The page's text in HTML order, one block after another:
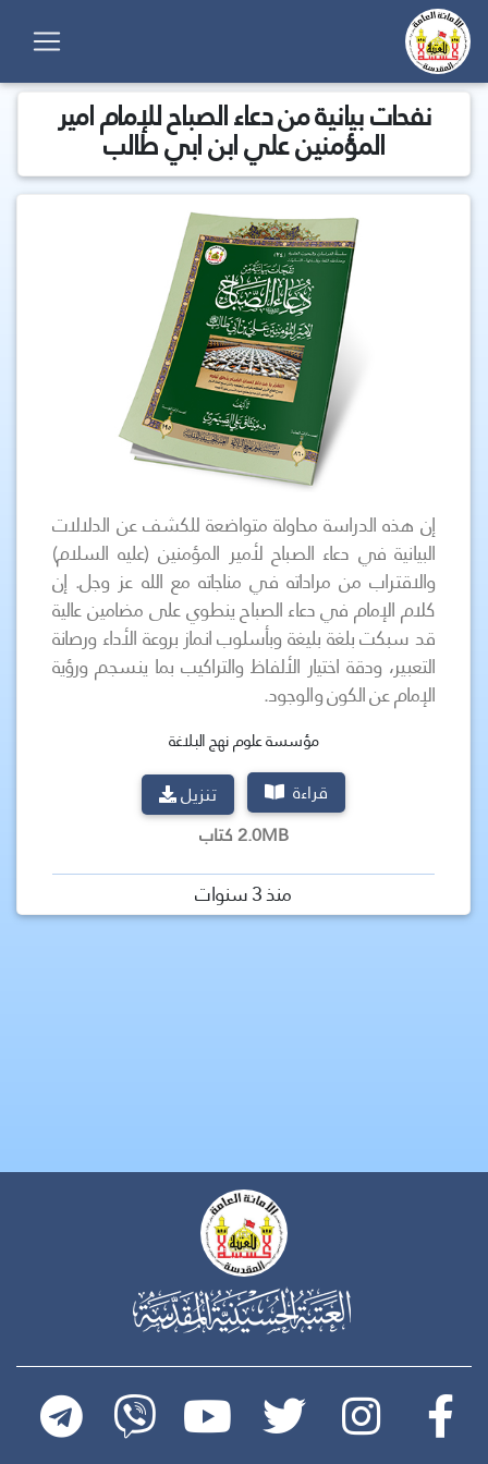
نفحات بيانية من دعاء الصباح للإمام امير
المؤمنين علي ابن ابي طالب
إن هذه الدراسة محاولة متواضعة للكشف عن الدلالات
البيانية في دعاء الصباح لأمير المؤمنين (عليه السلام)
والاقتراب من مراداته في مناجاته مع الله عز وجل. إن
كلام الإمام في دعاء الصباح ينطوي على مضامين عالية
قد سبكت بلغة بليغة وبأسلوب انماز بروعة الأداء ورصانة
التعبير، ودقة اختيار الألفاظ والتراكيب بما ينسجم ورؤية
الإمام عن الكون والوجود.
مؤسسة علوم نهج البلاغة
قراءة
تنزيل
2.0MB كتاب
منذ 3 سنوات